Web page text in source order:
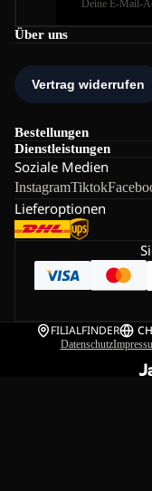
Über uns
Bestellungen
Dienstleistungen
Soziale Medien
InstagramTiktok
Lieferoptionen
FILIALFINDER CH
Datenschutz